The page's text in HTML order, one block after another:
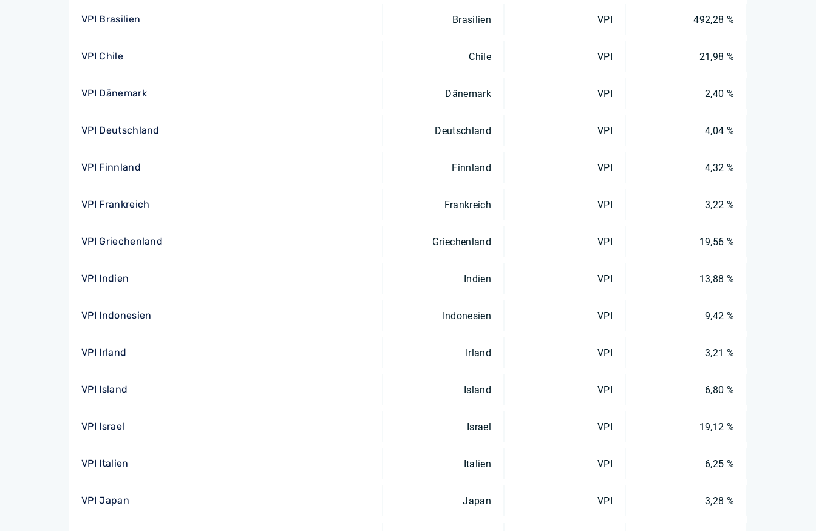
VPI Brasilien Brasilien VPI 492,28 %
VPI Chile Chile VPI 21,98 %
VPI Dänemark Dänemark VPI 2,40 %
VPI Deutschland Deutschland VPI 4,04 %
VPI Finnland Finnland VPI 4,32 %
VPI Frankreich Frankreich VPI 3,22 %
VPI Griechenland Griechenland VPI 19,56 %
VPI Indien Indien VPI 13,88 %
VPI Indonesien Indonesien VPI 9,42 %
VPI Irland Irland VPI 3,21 %
VPI Island Island VPI 6,80 %
VPI Israel Israel VPI 19,12 %
VPI Italien Italien VPI 6,25 %
VPI Japan Japan VPI 3,28 %